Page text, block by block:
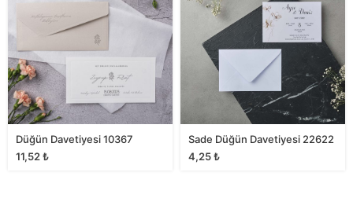
Düğün Davetiyesi 10367
11,52₺
Sade Düğün Davetiyesi 22622
4,25₺